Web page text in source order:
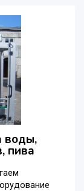
воды,
пива